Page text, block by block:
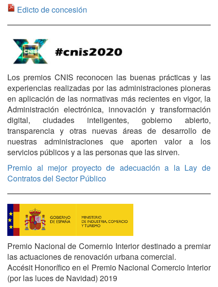
Edicto de concesión
Los premios CNIS reconocen las buenas prácticas y las
experiencias realizadas por las administraciones pioneras
en aplicación de las normativas más recientes en vigor, la
Administración electrónica, innovación y transformación
digital, ciudades inteligentes, gobierno abierto,
transparencia y otras nuevas áreas de desarrollo de
nuestras administraciones que aporten valor a los
servicios públicos y a las personas que las sirven.
Premio al mejor proyecto de adecuación a la Lay de
Contratos del Sector Público
Premio Nacional de Comernio Interior destinado a premiar
las actuaciones de renovación urbana comercial.
Accésit Honorífico en el Premio Nacional Comercio Interior
(por las luces de Navidad) 2019